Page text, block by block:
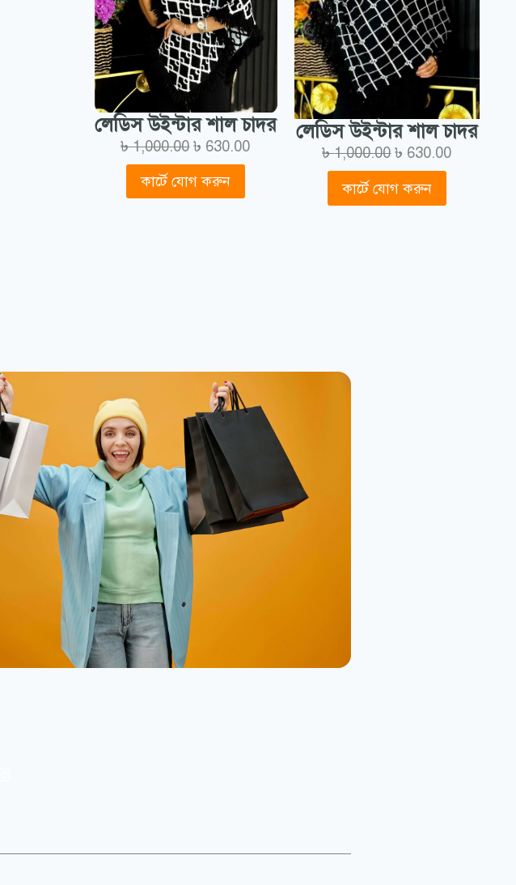
লেডিস উইন্টার শাল চাদর
৳1,000.00 ৳ 630.00
কার্টে যোগ করুন
লেডিস উইন্টার শাল চাদর
৳1,000.00 ৳ 630.00
কার্টে যোগ করুন